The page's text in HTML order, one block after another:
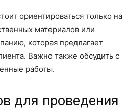
ориентироваться только на
материалов или
которая предлагает
Важно также обсудить с
работы.
для проведения